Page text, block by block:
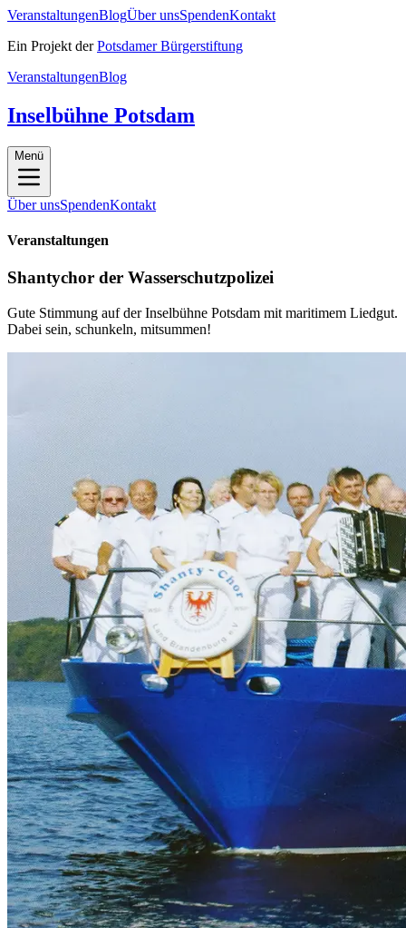
VeranstaltungenBlogÜber unsSpendenKontakt
Ein Projekt der Potsdamer Bürgerstiftung
VeranstaltungenBlog
Inselbühne Potsdam
Menü
Über unsSpendenKontakt
Veranstaltungen
Shantychor der Wasserschutzpolizei
Gute Stimmung auf der Inselbühne Potsdam mit maritimem Liedgut.
Dabei sein, schunkeln, mitsummen!